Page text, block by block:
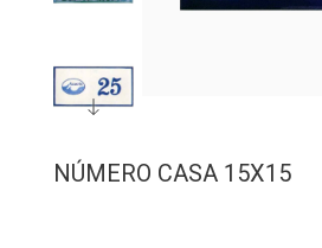
NÚMERO CASA 15X15